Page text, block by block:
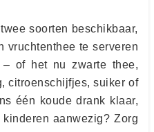
soorten beschikbaar,
vruchtenthee te serveren
of het nu zwarte thee,
citroenschijfjes, suiker of
één koude drank klaar,
aanwezig? Zorg